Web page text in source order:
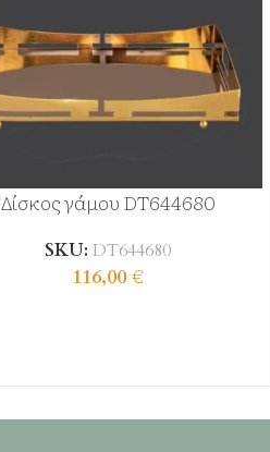
Δίσκος γάμου DT644680
SKU: DT644680
116,00€